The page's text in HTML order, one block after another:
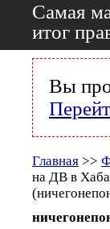
Самая
итог
Вы
Главная >>
на ДВ в